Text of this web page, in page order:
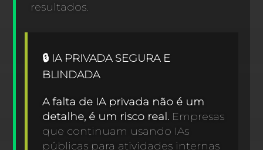
resultados.
🔒 IA PRIVADA SEGURA E
BLINDADA
A falta de IA privada não é um
detalhe, é um risco real. Empresas
que continuam usando IAs
públicas para atividades internas